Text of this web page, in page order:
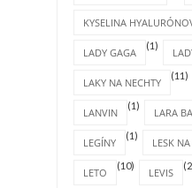
KYSELINA
LADY GAGA
(1)
LAKY NA NECHTY
(11)
LANVIN
(1)
LARA
LEGÍNY
(1)
LESK
LETO
(10)
LEVIS